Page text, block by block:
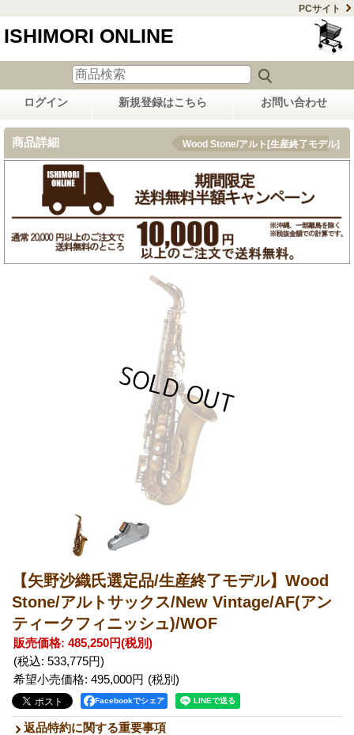
PCサイト
ISHIMORI ONLINE
ログイン 新規登録はこちら お問い合わせ
商品詳細 Wood Stone/アルト[生産終了モデル]
【矢野沙織氏選定品/生産終了モデル】Wood
Stone/アルトサックス/New Vintage/AF(アン
ティークフィニッシュ)/WOF
販売価格: 485,250円(税別)
(税込: 533,775円)
希望小売価格: 495,000円
Facebookでシェア
返品特約に関する重要事項